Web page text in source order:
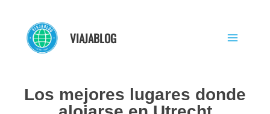
contenido
VIAJABLOG
Los mejores lugares donde